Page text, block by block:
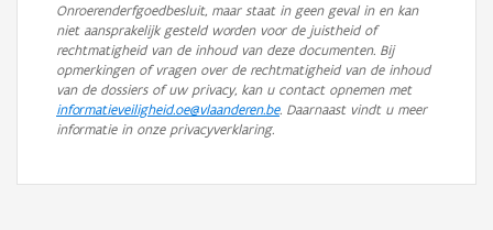
Onroerenderfgoedbesluit, maar staat in geen geval in en kan
niet aansprakelijk gesteld worden voor de juistheid of
rechtmatigheid van de inhoud van deze documenten. Bij
opmerkingen of vragen over de rechtmatigheid van de inhoud
van de dossiers of uw privacy, kan u contact opnemen met
informatieveiligheid.oe@vlaanderen.be. Daarnaast vindt u meer
informatie in onze privacyverklaring.